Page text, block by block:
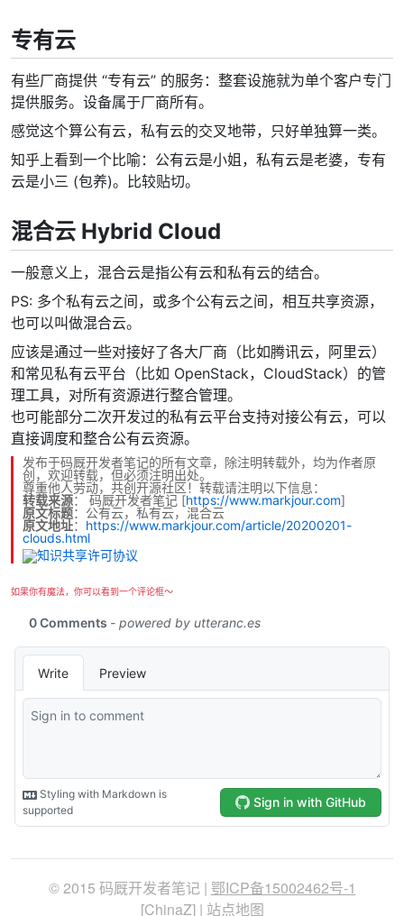
专有云
有些厂商提供 “专有云” 的服务：整套设施就为单个客户专门
提供服务。设备属于厂商所有。
感觉这个算公有云，私有云的交叉地带，只好单独算一类。
知乎上看到一个比喻：公有云是小姐，私有云是老婆，专有
云是小三 (包养)。比较贴切。
混合云 Hybrid Cloud
一般意义上，混合云是指公有云和私有云的结合。
PS: 多个私有云之间，或多个公有云之间，相互共享资源，
也可以叫做混合云。
应该是通过一些对接好了各大厂商（比如腾讯云，阿里云）
和常见私有云平台（比如 OpenStack，CloudStack）的管
理工具，对所有资源进行整合管理。
也可能部分二次开发过的私有云平台支持对接公有云，可以
直接调度和整合公有云资源。
发布于码厩开发者笔记的所有文章，除注明转载外，均为作者原
创，欢迎转载，但必须注明出处。
尊重他人劳动，共创开源社区！转载请注明以下信息：
转载来源： 码厩开发者笔记 [https://www.markjour.com]
原文标题：公有云，私有云，混合云
原文地址： https://www.markjour.com/article/20200201-
clouds.html
如果你有魔法，你可以看到一个评论框～
© 2015 码厩开发者笔记 | 鄂ICP备15002462号-1
[ChinaZ] | 站点地图